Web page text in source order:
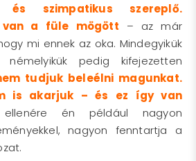
szimpatikus szereplő.
van a füle mögött – az már
mi ennek az oka. Mindegyikük
némelyikük pedig kifejezetten
tudjuk beleélni magunkat.
is akarjuk – és ez így van
ellenére én például nagyon
nagyon fenntartja a